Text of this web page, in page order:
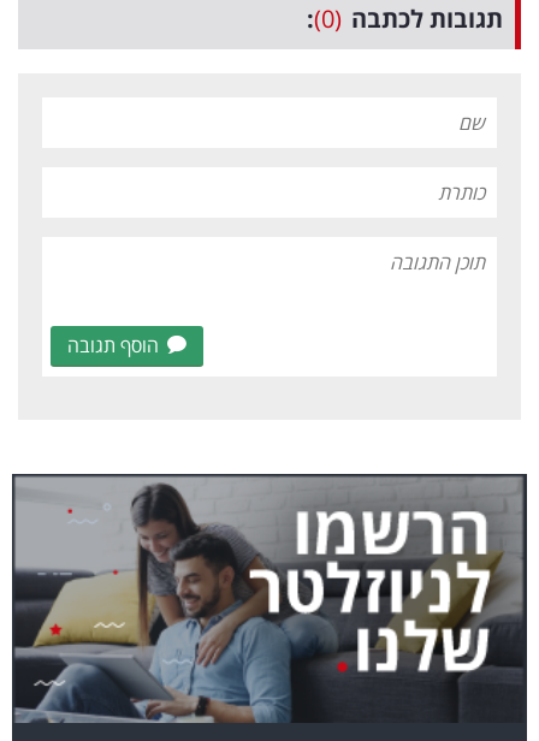
תגובות לכתבה (0)
:
הוסף תגובה